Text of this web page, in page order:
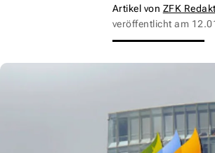
Artikel von ZFK
veröffentlicht am